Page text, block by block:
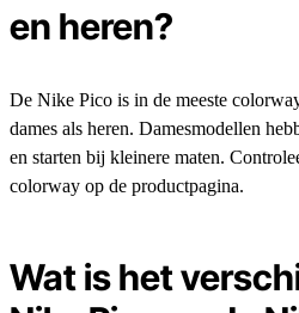
en heren?
De Nike Pico is in de meeste
dames als heren. Damesmodellen
en starten bij kleinere maten.
colorway op de productpagina.
Wat is het